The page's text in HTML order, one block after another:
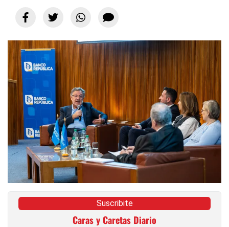
Suscribite
Caras y Caretas Diario